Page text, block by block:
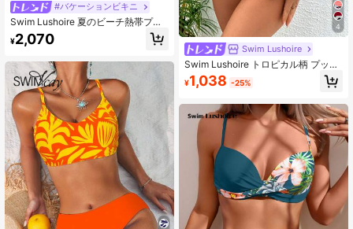
#バケーションビキニ
Swim Lushoire 夏のビーチ熱帯プリ
ント ビキニセット 3点セット ビキニ
セット バカンス 2ピース水着セット
¥2,070
4
Swim Lushoire
Swim Lushoire トロピカル柄 プッシ
ュアップ 腹部補正 エレガントカジュ
アル水着 2枚セット、春夏、ホリデ
ます
¥1,038 -25%